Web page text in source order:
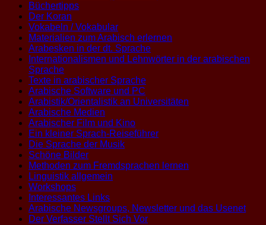
Büchertipps
Der Koran
Vokabeln / Vokabular
Materialien zum Arabisch erlernen
Arabesken in der dt. Sprache
Internationalismen und Lehnwörter in der arabischen
Sprache
Texte in arabischer Sprache
Arabische Software und PC
Arabistik/Orientalistik an Universitäten
Arabische Medien
Arabischer Film und Kino
Ein kleiner Sprach-Reiseführer
Die Sprache der Musik
Schöne Bilder
Methoden zum Fremdsprachen lernen
Linguistik allgemein
Workshops
Interessantes Links
Arabische Newsgroups, Newsletter und das Usenet
Der Verfasser Stellt Sich Vor